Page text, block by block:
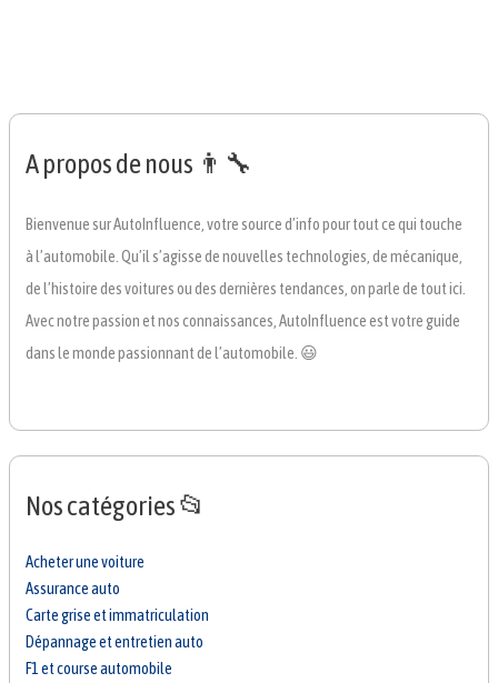
A propos de nous 👨‍🔧
Bienvenue sur AutoInfluence, votre source d’info pour tout ce qui touche
à l’automobile. Qu’il s’agisse de nouvelles technologies, de mécanique,
de l’histoire des voitures ou des dernières tendances, on parle de tout ici.
Avec notre passion et nos connaissances, AutoInfluence est votre guide
dans le monde passionnant de l’automobile. 😃
Nos catégories 📂
Acheter une voiture
Assurance auto
Carte grise et immatriculation
Dépannage et entretien auto
F1 et course automobile